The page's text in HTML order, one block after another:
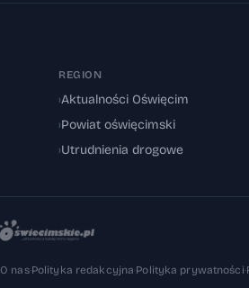
REGION
›Aktualności Oświęcim
›Powiat oświęcimski
›Utrudnienia drogowe
O nas·Polityka redakcyjna·Polityka prywatności·